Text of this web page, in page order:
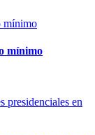
mínimo